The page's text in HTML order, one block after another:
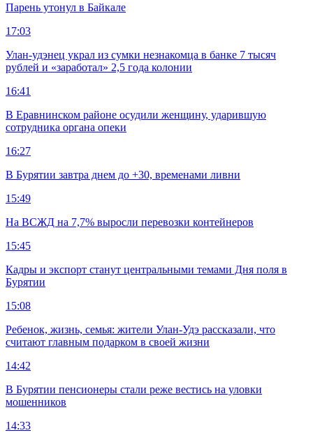
Парень утонул в Байкале
17:03
Улан-удэнец украл из сумки незнакомца в банке 7 тысяч
рублей и «заработал» 2,5 года колонии
16:41
В Еравнинском районе осудили женщину, ударившую
сотрудника органа опеки
16:27
В Бурятии завтра днем до +30, временами ливни
15:49
На ВСЖД на 7,7% выросли перевозки контейнеров
15:45
Кадры и экспорт станут центральными темами Дня поля в
Бурятии
15:08
Ребенок, жизнь, семья: жители Улан-Удэ рассказали, что
считают главным подарком в своей жизни
14:42
В Бурятии пенсионеры стали реже вестись на уловки
мошенников
14:33